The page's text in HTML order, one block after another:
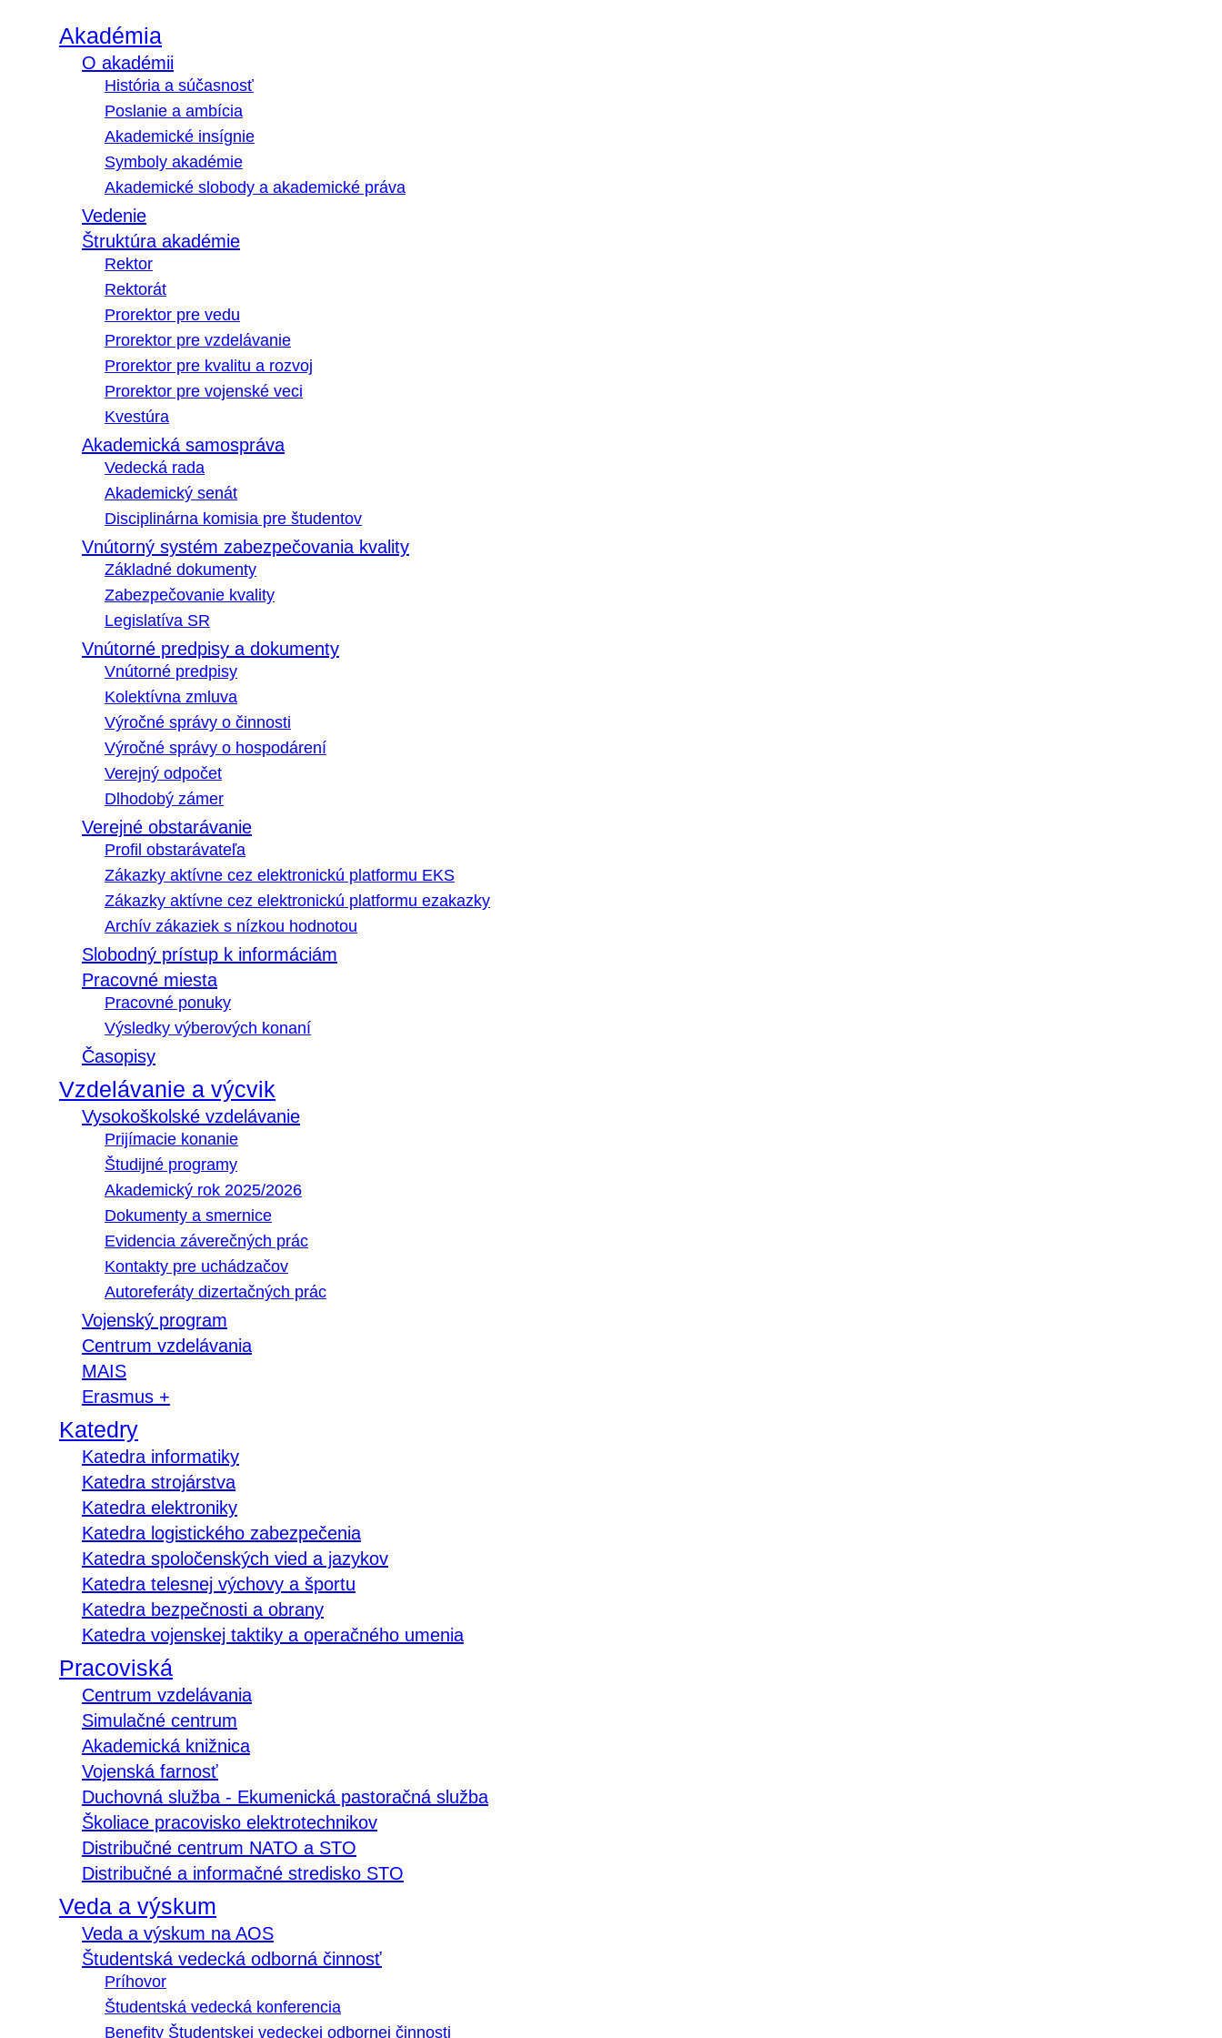
Akadémia
O akadémii
História a súčasnosť
Poslanie a ambícia
Akademické insígnie
Symboly akadémie
Akademické slobody a akademické práva
Vedenie
Štruktúra akadémie
Rektor
Rektorát
Prorektor pre vedu
Prorektor pre vzdelávanie
Prorektor pre kvalitu a rozvoj
Prorektor pre vojenské veci
Kvestúra
Akademická samospráva
Vedecká rada
Akademický senát
Disciplinárna komisia pre študentov
Vnútorný systém zabezpečovania kvality
Základné dokumenty
Zabezpečovanie kvality
Legislatíva SR
Vnútorné predpisy a dokumenty
Vnútorné predpisy
Kolektívna zmluva
Výročné správy o činnosti
Výročné správy o hospodárení
Verejný odpočet
Dlhodobý zámer
Verejné obstarávanie
Profil obstarávateľa
Zákazky aktívne cez elektronickú platformu EKS
Zákazky aktívne cez elektronickú platformu ezakazky
Archív zákaziek s nízkou hodnotou
Slobodný prístup k informáciám
Pracovné miesta
Pracovné ponuky
Výsledky výberových konaní
Časopisy
Vzdelávanie a výcvik
Vysokoškolské vzdelávanie
Prijímacie konanie
Študijné programy
Akademický rok 2025/2026
Dokumenty a smernice
Evidencia záverečných prác
Kontakty pre uchádzačov
Autoreferáty dizertačných prác
Vojenský program
Centrum vzdelávania
MAIS
Erasmus +
Katedry
Katedra informatiky
Katedra strojárstva
Katedra elektroniky
Katedra logistického zabezpečenia
Katedra spoločenských vied a jazykov
Katedra telesnej výchovy a športu
Katedra bezpečnosti a obrany
Katedra vojenskej taktiky a operačného umenia
Pracoviská
Centrum vzdelávania
Simulačné centrum
Akademická knižnica
Vojenská farnosť
Duchovná služba - Ekumenická pastoračná služba
Školiace pracovisko elektrotechnikov
Distribučné centrum NATO a STO
Distribučné a informačné stredisko STO
Veda a výskum
Veda a výskum na AOS
Študentská vedecká odborná činnosť
Príhovor
Študentská vedecká konferencia
Benefity Študentskej vedeckej odbornej činnosti